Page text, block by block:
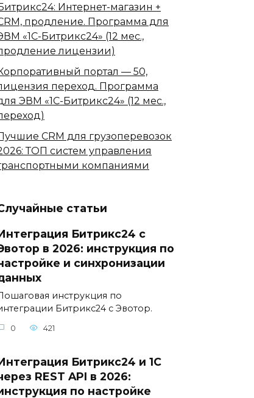
Интернет-магазин +
продление. Программа для
«1С-Битрикс24» (12 мес.,
лицензии)
портал — 50,
переход. Программа
ЭВМ «1С-Битрикс24» (12 мес.,
CRM для грузоперевозок
ТОП систем управления
компаниями
статьи
Битрикс24 с
в 2026: инструкция по
и синхронизации
инструкция по
Битрикс24 с Эвотор.
0 421
Битрикс24 и 1С
REST API в 2026:
по настройке